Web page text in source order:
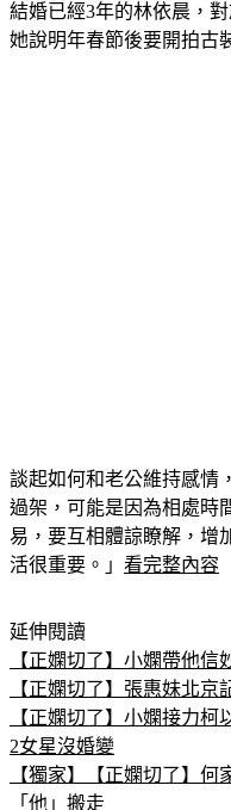
結婚已經3年的林依晨，
她說明年春節後要開拍古
談起如何和老公維持感情
過架，可能是因為相處時
易，要互相體諒瞭解，增
活很重要。」 看完整內容
延伸閱讀
【正嫻切了】小嫻帶他
【正嫻切了】張惠妹北
【正嫻切了】小嫻接力
2女星沒婚變
【獨家】【正嫻切了】
「他」搬走